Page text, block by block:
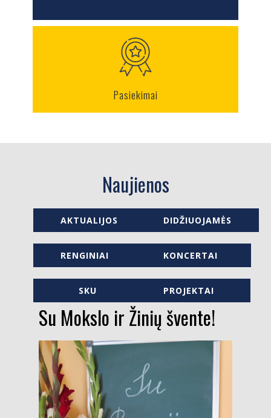
Pasiekimai
Naujienos
AKTUALIJOS DIDŽIUOJAMĖS
RENGINIAI KONCERTAI
SKU PROJEKTAI
Su Mokslo ir Žinių švente!